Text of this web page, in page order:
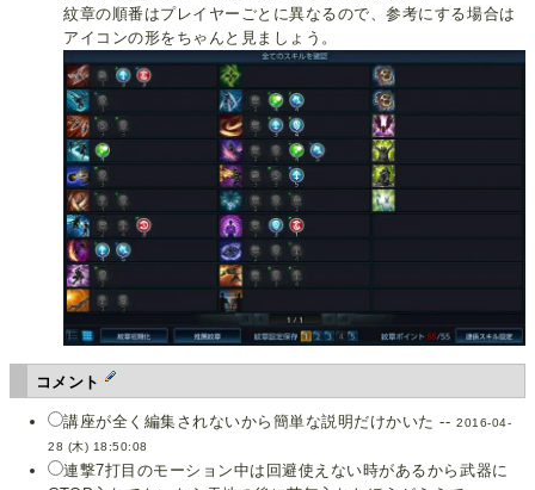
紋章の順番はプレイヤーごとに異なるので、参考にする場合は
アイコンの形をちゃんと見ましょう。
コメント
講座が全く編集されないから簡単な説明だけかいた --2016-04-
28 (木) 18:50:08
連撃7打目のモーション中は回避使えない時があるから武器に